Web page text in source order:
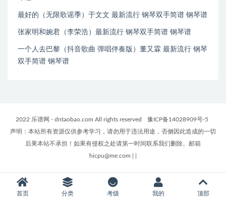
最好的（无限歌谣季）于文文 最新流行 钢琴双手简谱 钢琴谱
张家明和婉君（李荣浩）最新流行 钢琴双手简谱 钢琴谱
一个人去巴黎（抖音歌曲 弹唱伴奏版）董又霖 最新流行 钢琴
双手简谱 钢琴谱
2022 乐谱网 - dntaobao.com All rights reserved
豫ICP备14028909号-5
声明：本站所有资源仅供参考学习，请勿用于违法用途，否侧因此造成的一切
后果本站不承担！如果有侵权之处请第一时间联系我们删除。邮箱
hicpu@me.com
首页 分类 考级 我的 顶部